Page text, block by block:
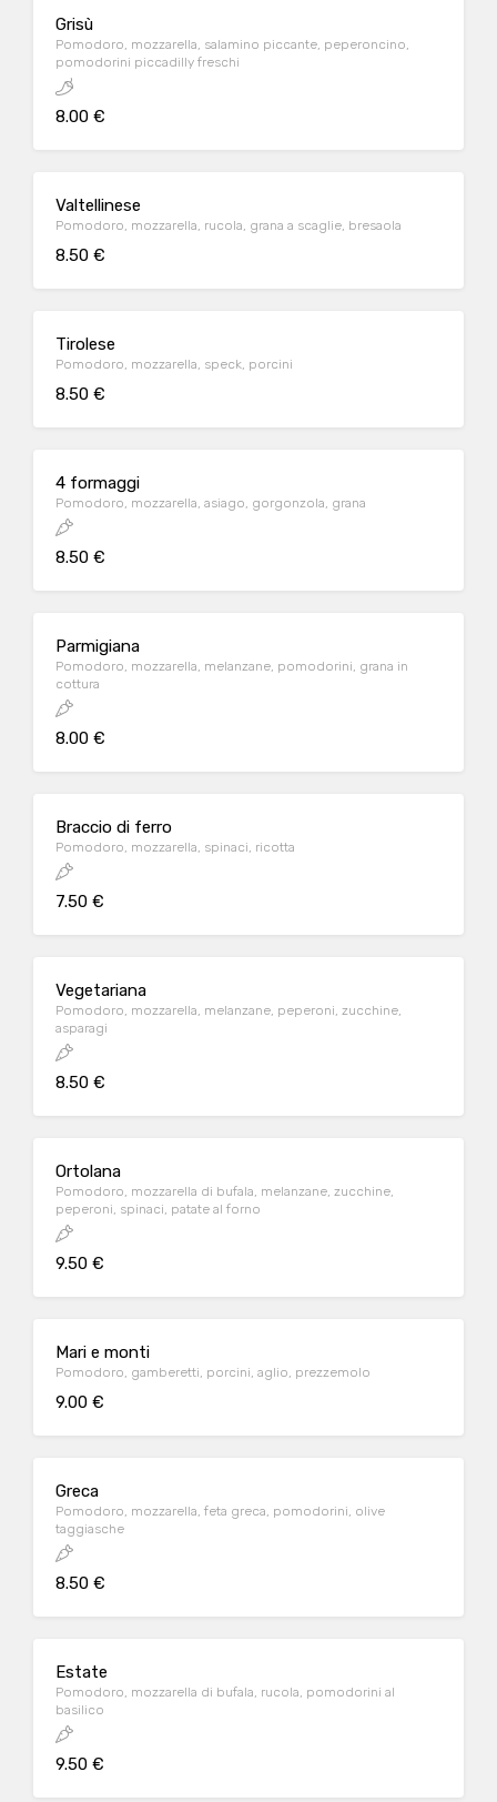
Grisù
Pomodoro, mozzarella, salamino piccante, peperoncino,
pomodorini piccadilly freschi
8.00 €
Valtellinese
Pomodoro, mozzarella, rucola, grana a scaglie, bresaola
8.50 €
Tirolese
Pomodoro, mozzarella, speck, porcini
8.50 €
4 formaggi
Pomodoro, mozzarella, asiago, gorgonzola, grana
8.50 €
Parmigiana
Pomodoro, mozzarella, melanzane, pomodorini, grana in
cottura
8.00 €
Braccio di ferro
Pomodoro, mozzarella, spinaci, ricotta
7.50 €
Vegetariana
Pomodoro, mozzarella, melanzane, peperoni, zucchine,
asparagi
8.50 €
Ortolana
Pomodoro, mozzarella di bufala, melanzane, zucchine,
peperoni, spinaci, patate al forno
9.50 €
Mari e monti
Pomodoro, gamberetti, porcini, aglio, prezzemolo
9.00 €
Greca
Pomodoro, mozzarella, feta greca, pomodorini, olive
taggiasche
8.50 €
Estate
Pomodoro, mozzarella di bufala, rucola, pomodorini al
basilico
9.50 €